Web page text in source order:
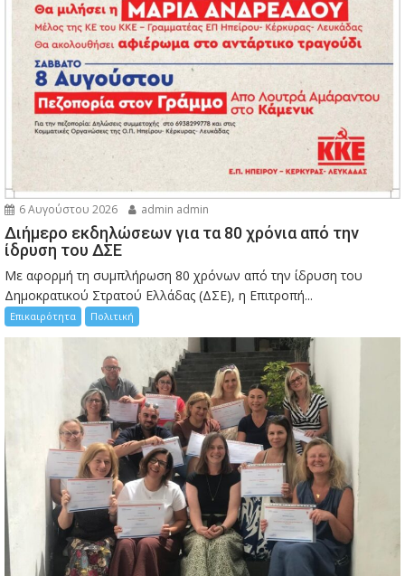
6 Αυγούστου 2026 admin admin
Διήμερο εκδηλώσεων για τα 80 χρόνια από την
ίδρυση του ΔΣΕ
Με αφορμή τη συμπλήρωση 80 χρόνων από την ίδρυση του
Δημοκρατικού Στρατού Ελλάδας (ΔΣΕ), η Επιτροπή...
Επικαιρότητα Πολιτική